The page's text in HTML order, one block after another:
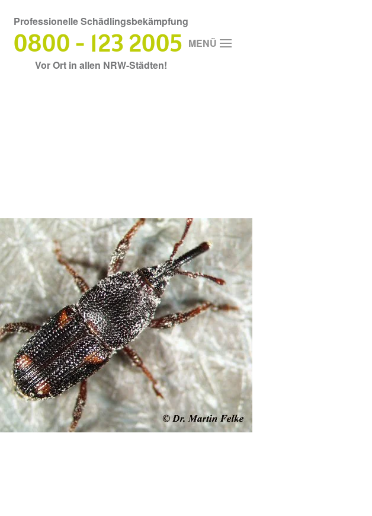
Professionelle Schädlingsbekämpfung
0800 - 123 2005
Vor Ort in allen NRW-Städten!
MENÜ